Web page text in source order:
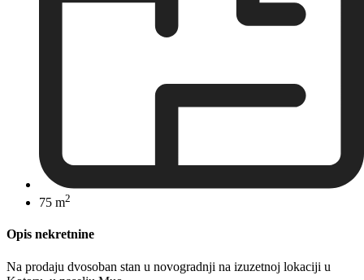
75 m2
Opis nekretnine
Na prodaju dvosoban stan u novogradnji na izuzetnoj lokaciji u